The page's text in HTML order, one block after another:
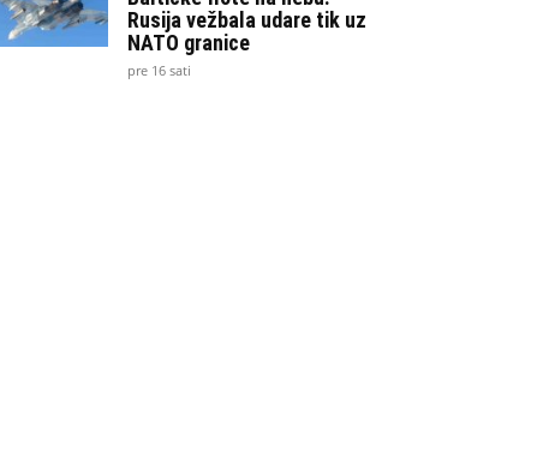
Rusija vežbala udare tik uz
NATO granice
pre 16 sati